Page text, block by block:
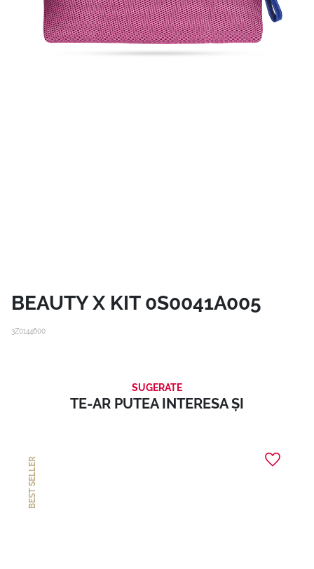
BEAUTY X KIT 0S0041A005
3Z0144600
SUGERATE
TE-AR PUTEA INTERESA ȘI
BEST SELLER